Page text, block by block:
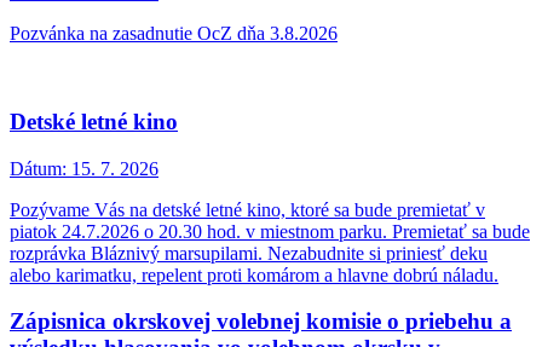
Pozvánka na zasadnutie OcZ dňa 3.8.2026
Detské letné kino
Dátum: 15. 7. 2026
Pozývame Vás na detské letné kino, ktoré sa bude premietať v
piatok 24.7.2026 o 20.30 hod. v miestnom parku. Premietať sa bude
rozprávka Bláznivý marsupilami. Nezabudnite si priniesť deku
alebo karimatku, repelent proti komárom a hlavne dobrú náladu.
Zápisnica okrskovej volebnej komisie o priebehu a